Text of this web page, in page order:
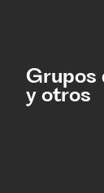
Grupos
y otros